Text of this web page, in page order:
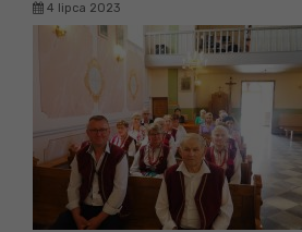
4 lipca 2023